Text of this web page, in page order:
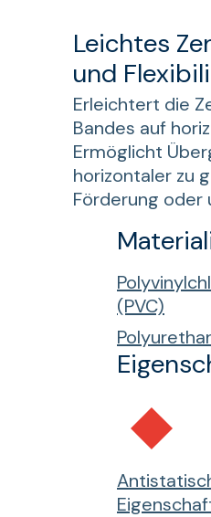
Leichtes
und
Erleichtert die
Bandes auf
Ermöglicht
horizontaler zu
Förderung oder
(PVC)